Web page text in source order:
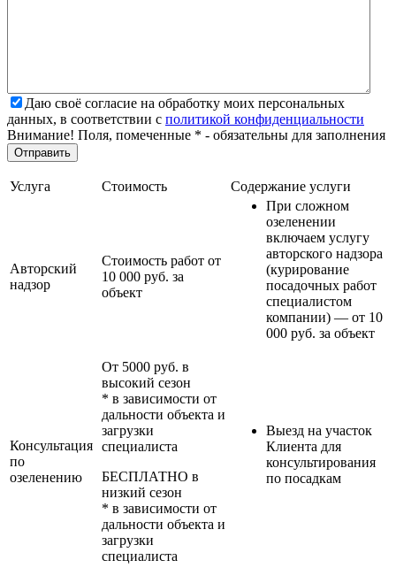
Даю своё согласие на обработку моих персональных
данных, в соответствии с политикой конфиденциальности
Внимание! Поля, помеченные * - обязательны для заполнения
Услуга Стоимость Содержание услуги
Авторский
надзор
Стоимость работ от
10 000 руб. за
объект
При сложном
озеленении
включаем услугу
авторского надзора
(курирование
посадочных работ
специалистом
компании) — от 10
000 руб. за объект
Консультация
по
озеленению
От 5000 руб. в
высокий сезон
* в зависимости от
дальности объекта и
загрузки
специалиста
БЕСПЛАТНО в
низкий сезон
* в зависимости от
дальности объекта и
загрузки
специалиста
Выезд на участок
Клиента для
консультирования
по посадкам